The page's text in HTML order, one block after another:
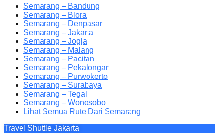
Semarang – Bandung
Semarang – Blora
Semarang – Denpasar
Semarang – Jakarta
Semarang – Jogja
Semarang – Malang
Semarang – Pacitan
Semarang – Pekalongan
Semarang – Purwokerto
Semarang – Surabaya
Semarang – Tegal
Semarang – Wonosobo
Lihat Semua Rute Dari Semarang
Travel Shuttle Jakarta